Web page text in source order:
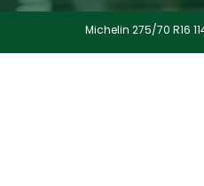
Michelin 275/70 R16